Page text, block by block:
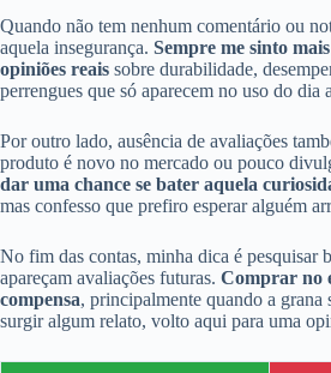
Quando não tem nenhum comentário ou
aquela insegurança. Sempre me sinto
opiniões reais sobre durabilidade,
perrengues que só aparecem no uso do dia
Por outro lado, ausência de avaliações
produto é novo no mercado ou pouco
dar uma chance se bater aquela
mas confesso que prefiro esperar alguém
No fim das contas, minha dica é pesquisar
apareçam avaliações futuras. Comprar no
compensa, principalmente quando a grana
surgir algum relato, volto aqui para uma